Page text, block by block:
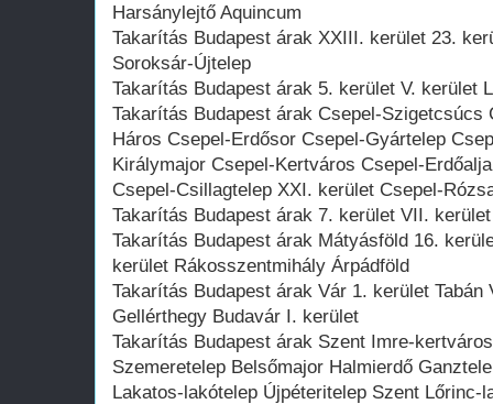
Harsánylejtő Aquincum
Takarítás Budapest árak XXIII. kerület 23.
Soroksár-Újtelep
Takarítás Budapest árak 5. kerület V. kerület
Takarítás Budapest árak Csepel-Szigetcsúcs
Háros Csepel-Erdősor Csepel-Gyártelep
Királymajor Csepel-Kertváros Csepel-
Csepel-Csillagtelep XXI. kerület Csepel-
Takarítás Budapest árak 7. kerület VII.
Takarítás Budapest árak Mátyásföld 16.
kerület Rákosszentmihály Árpádföld
Takarítás Budapest árak Vár 1. kerület
Gellérthegy Budavár I. kerület
Takarítás Budapest árak Szent Imre-
Szemeretelep Belsőmajor Halmierdő
Lakatos-lakótelep Újpéteritelep Szent Lőrinc-